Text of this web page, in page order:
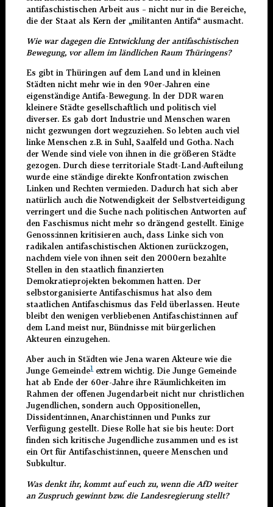
antifaschistischen Arbeit aus – nicht nur in die Bereiche,
die der Staat als Kern der „militanten Antifa“ ausmacht.
Wie war dagegen die Entwicklung der antifaschistischen
Bewegung, vor allem im ländlichen Raum Thüringens?
Es gibt in Thüringen auf dem Land und in kleinen
Städten nicht mehr wie in den 90er-Jahren eine
eigenständige Antifa-Bewegung. In der DDR waren
kleinere Städte gesellschaftlich und politisch viel
diverser. Es gab dort Industrie und Menschen waren
nicht gezwungen dort wegzuziehen. So lebten auch viel
linke Menschen z.B. in Suhl, Saalfeld und Gotha. Nach
der Wende sind viele von ihnen in die größeren Städte
gezogen. Durch diese territoriale Stadt-Land-Aufteilung
wurde eine ständige direkte Konfrontation zwischen
Linken und Rechten vermieden. Dadurch hat sich aber
natürlich auch die Notwendigkeit der Selbstverteidigung
verringert und die Suche nach politischen Antworten auf
den Faschismus nicht mehr so drängend gestellt. Einige
Genoss:innen kritisieren auch, dass Linke sich von
radikalen antifaschistischen Aktionen zurückzogen,
nachdem viele von ihnen seit den 2000ern bezahlte
Stellen in den staatlich finanzierten
Demokratieprojekten bekommen hatten. Der
selbstorganisierte Antifaschismus hat also dem
staatlichen Antifaschismus das Feld überlassen. Heute
bleibt den wenigen verbliebenen Antifaschist:innen auf
dem Land meist nur, Bündnisse mit bürgerlichen
Akteuren einzugehen.
Aber auch in Städten wie Jena waren Akteure wie die
Junge Gemeinde1extrem wichtig. Die Junge Gemeinde
hat ab Ende der 60er-Jahre ihre Räumlichkeiten im
Rahmen der offenen Jugendarbeit nicht nur christlichen
Jugendlichen, sondern auch Oppositionellen,
Dissident:innen, Anarchist:innen und Punks zur
Verfügung gestellt. Diese Rolle hat sie bis heute: Dort
finden sich kritische Jugendliche zusammen und es ist
ein Ort für Antifaschist:innen, queere Menschen und
Subkultur.
Was denkt ihr, kommt auf euch zu, wenn die AfD weiter
an Zuspruch gewinnt bzw. die Landesregierung stellt?